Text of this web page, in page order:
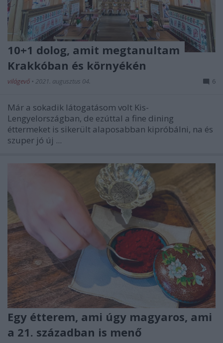
10+1 dolog, amit megtanultam
Krakkóban és környékén
világevő • 2021. augusztus 04. 6
Már a sokadik látogatásom volt Kis-
Lengyelországban, de ezúttal a fine dining
éttermeket is sikerült alaposabban kipróbálni, na és
szuper jó új ...
Egy étterem, ami úgy magyaros, ami
a 21. században is menő